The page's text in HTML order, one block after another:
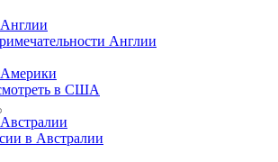
Англии
в США
в Австралии